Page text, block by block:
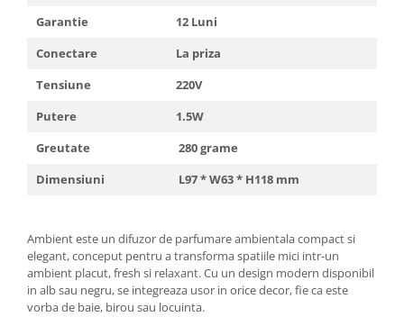
Garantie
12 Luni
Conectare
La priza
Tensiune
220V
Putere
1.5W
Greutate
280 grame
Dimensiuni
L97 * W63 * H118 mm
Ambient este un difuzor de parfumare ambientala compact si
elegant, conceput pentru a transforma spatiile mici intr-un
ambient placut, fresh si relaxant. Cu un design modern disponibil
in alb sau negru, se integreaza usor in orice decor, fie ca este
vorba de baie, birou sau locuinta.